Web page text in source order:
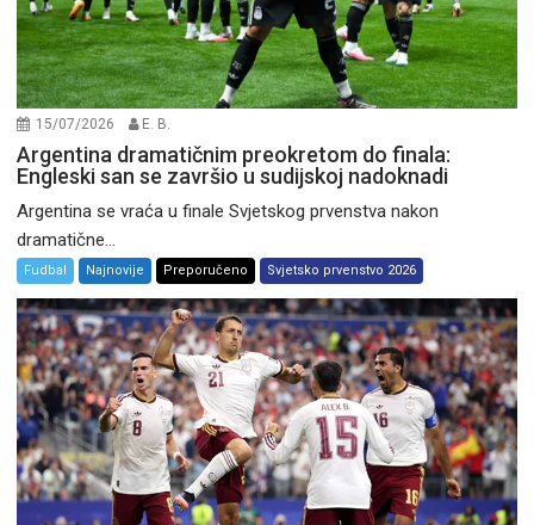
15/07/2026 E. B.
Argentina dramatičnim preokretom do finala:
Engleski san se završio u sudijskoj nadoknadi
Argentina se vraća u finale Svjetskog prvenstva nakon
dramatične...
Fudbal Najnovije Preporučeno Svjetsko prvenstvo 2026